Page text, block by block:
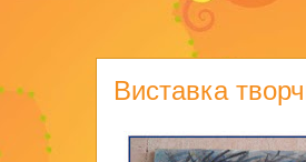
Виставка